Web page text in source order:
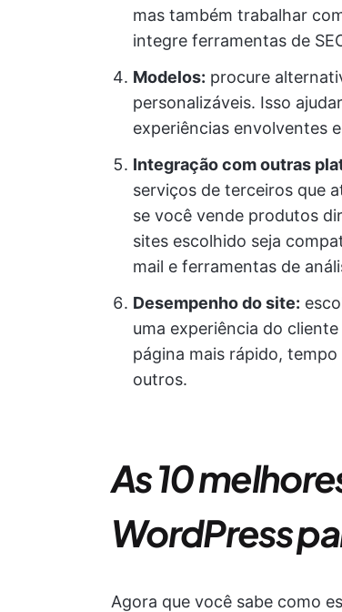
mas também trabalhar
integre ferramentas de
Modelos: procure
personalizáveis. Isso
experiências envolventes
Integração com outras
serviços de terceiros que
se você vende produtos
sites escolhido seja
mail e ferramentas de
Desempenho do site:
uma experiência do
página mais rápido,
outros.
As 10
WordPress
Agora que você sabe como